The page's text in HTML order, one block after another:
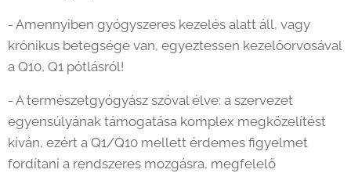
- Amennyiben gyógyszeres kezelés alatt áll, vagy
krónikus betegsége van, egyeztessen kezelőorvosával
a Q10, Q1 pótlásról!
- A természetgyógyász szóval élve: a szervezet
egyensúlyának támogatása komplex megközelítést
kíván, ezért a Q1/Q10 mellett érdemes figyelmet
fordítani a rendszeres mozgásra, megfelelő